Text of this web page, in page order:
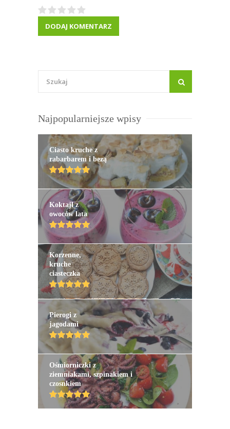
Najpopularniejsze wpisy
Ciasto kruche z
rabarbarem i bezą
Koktajl z
owoców lata
Korzenne,
kruche
ciasteczka
Pierogi z
jagodami
Ośmiorniczki z
ziemniakami, szpinakiem i
czosnkiem